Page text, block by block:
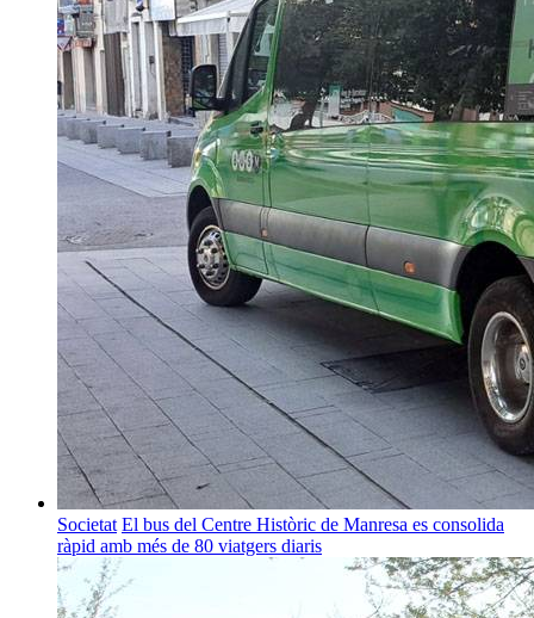
Societat El bus del Centre Històric de Manresa es consolida
ràpid amb més de 80 viatgers diaris